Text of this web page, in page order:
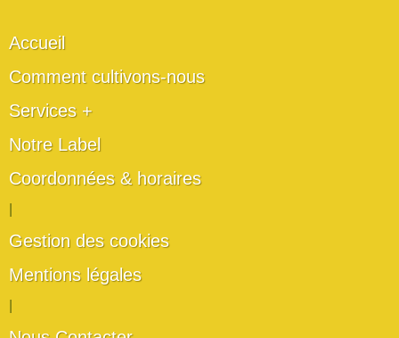
Accueil
Comment cultivons-nous
Services +
Notre Label
Coordonnées & horaires
Gestion des cookies
Mentions légales